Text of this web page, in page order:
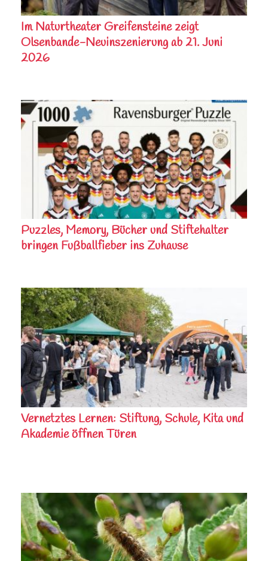
Im Naturtheater Greifensteine zeigt
Olsenbande-Neuinszenierung ab 21. Juni
2026
Puzzles, Memory, Bücher und Stiftehalter
bringen Fußballfieber ins Zuhause
Vernetztes Lernen: Stiftung, Schule, Kita und
Akademie öffnen Türen